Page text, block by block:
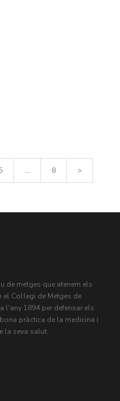
5 ... 8 >
de metges que atenem els
Col·legi de Metges de
l'any 1894 per defensar els
pràctica de la medicina i
la seva salut.